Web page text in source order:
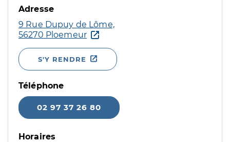
Adresse
9 Rue Dupuy de Lôme,
56270 Ploemeur
S'Y RENDRE
Téléphone
02 97 37 26 80
Horaires